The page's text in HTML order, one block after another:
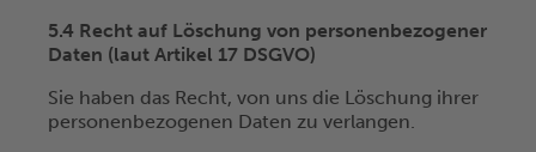
5.4 Recht auf Löschung von personenbezogener
Daten (laut Artikel 17 DSGVO)
Sie haben das Recht, von uns die Löschung ihrer
personenbezogenen Daten zu verlangen.